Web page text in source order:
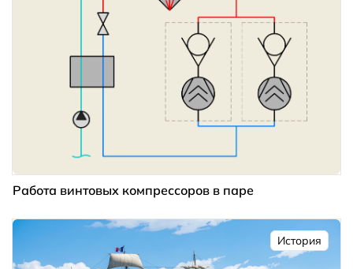
Работа винтовых компрессоров в паре
История